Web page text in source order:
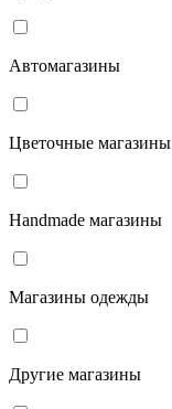
Автомагазины
Цветочные магазины
Handmade магазины
Магазины одежды
Другие магазины